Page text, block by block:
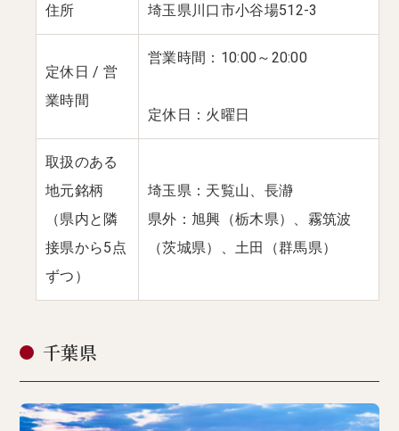
住所 埼玉県川口市小谷場512-3
定休日 / 営
業時間
営業時間：10:00～20:00
定休日：火曜日
取扱のある
地元銘柄
（県内と隣
接県から5点
ずつ）
埼玉県：天覧山、長瀞
県外：旭興（栃木県）、霧筑波
（茨城県）、土田（群馬県）
千葉県